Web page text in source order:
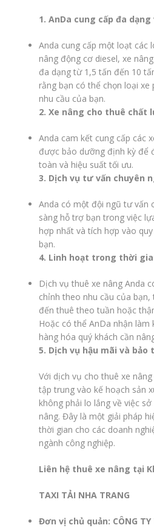
1. AnDa cung cấp đa
Anda cung cấp một loạt các
nâng động cơ diesel, xe
đa dạng từ 1,5 tấn đến 10
rằng bạn có thể chọn loại xe
nhu cầu của bạn.
2. Xe nâng cho thuê chất
Anda cam kết cung cấp các
được bảo dưỡng định kỳ để
toàn và hiệu suất tối ưu.
3. Dịch vụ tư vấn chuyên
Anda có một đội ngũ tư vấn
sàng hỗ trợ bạn trong việc
hợp nhất và tích hợp vào
bạn.
4. Linh hoạt trong thời
Dịch vụ thuê xe nâng Anda
chỉnh theo nhu cầu của
đến thuê theo tuần hoặc
Hoặc có thể AnDa nhận
hàng hóa quý khách cần
5. Dịch vụ hậu mãi và bảo
Với dịch vụ cho thuê xe
tập trung vào kế hoạch sản
không phải lo lắng về việc
nâng. Đây là một giải pháp
thời gian cho các doanh
ngành công nghiệp.
Liên hệ thuê xe nâng tại
TAXI TẢI NHA TRANG
Đơn vị chủ quản: CÔNG